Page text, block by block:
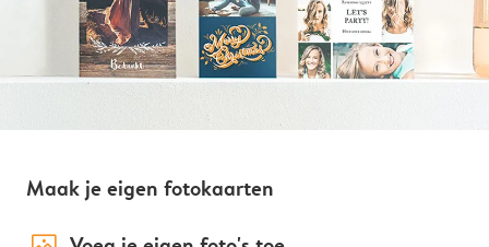
Maak je eigen fotokaarten